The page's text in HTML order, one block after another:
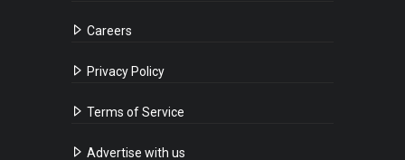
Careers
Privacy Policy
Terms of Service
Advertise with us